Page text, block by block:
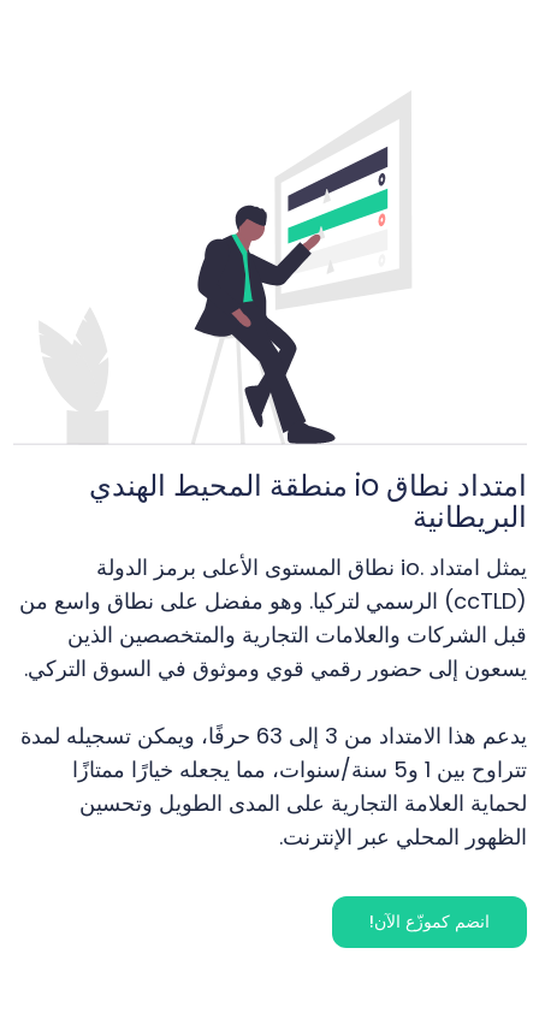
امتداد نطاق io منطقة المحيط الهندي
البريطانية
يمثل امتداد .io نطاق المستوى الأعلى برمز الدولة
(ccTLD) الرسمي لتركيا. وهو مفضل على نطاق واسع من
قبل الشركات والعلامات التجارية والمتخصصين الذين
يسعون إلى حضور رقمي قوي وموثوق في السوق التركي.
يدعم هذا الامتداد من 3 إلى 63 حرفًا، ويمكن تسجيله لمدة
تتراوح بين 1 و5 سنة/سنوات، مما يجعله خيارًا ممتازًا
لحماية العلامة التجارية على المدى الطويل وتحسين
الظهور المحلي عبر الإنترنت.
انضم كموزّع الآن!